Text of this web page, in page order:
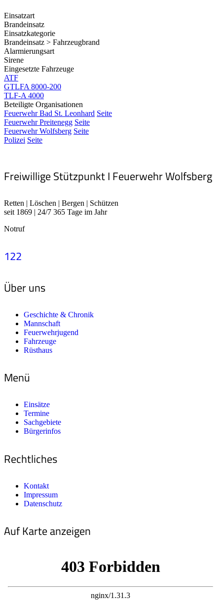
Einsatzart
Brandeinsatz
Einsatzkategorie
Brandeinsatz > Fahrzeugbrand
Alarmierungsart
Sirene
Eingesetzte Fahrzeuge
ATF
GTLFA 8000-200
TLF-A 4000
Beteiligte Organisationen
Feuerwehr Bad St. Leonhard Seite
Feuerwehr Preitenegg Seite
Feuerwehr Wolfsberg Seite
Polizei Seite
Freiwillige Stützpunkt I Feuerwehr Wolfsberg
Retten | Löschen | Bergen | Schützen
seit 1869 | 24/7 365 Tage im Jahr
Notruf
122
Über uns
Geschichte & Chronik
Mannschaft
Feuerwehrjugend
Fahrzeuge
Rüsthaus
Menü
Einsätze
Termine
Sachgebiete
Bürgerinfos
Rechtliches
Kontakt
Impressum
Datenschutz
Auf Karte anzeigen